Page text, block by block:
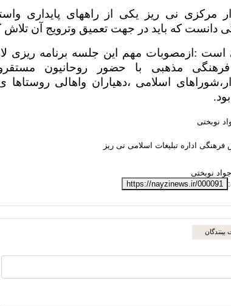
مرکزی نی ریز یکی از راههای پایداری
دانست که باید در جهت تعمیق وترویج آن تلاش
است :ازمصوبات مهم این جلسه برنامه ریزی
مذهبی با حضور روحانیون
اسلامی ،دهیاران واهالی
نوبختی
فرهنگی اداره تبلیغات اسلامی نی ریز
نوبختی
https://nayzinews.ir/000091
بینندگان